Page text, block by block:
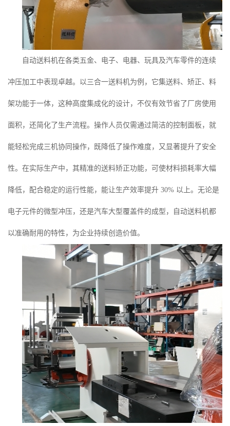
自动送料机在各类五金、电子、电器、玩具及汽车零件的连续
冲压加工中表现卓越。以三合一送料机为例，它集送料、矫正、料
架功能于一体，这种高度集成化的设计，不仅有效节省了厂房使用
面积，还简化了生产流程。操作人员仅需通过简洁的控制面板，就
能轻松完成三机协同操作，既降低了操作难度，又显著提升了安全
性。在实际生产中，其精准的送料矫正功能，可使材料损耗率大幅
降低，配合稳定的运行性能，能让生产效率提升 30% 以上。无论是
电子元件的微型冲压，还是汽车大型覆盖件的成型，自动送料机都
以准确耐用的特性，为企业持续创造价值。